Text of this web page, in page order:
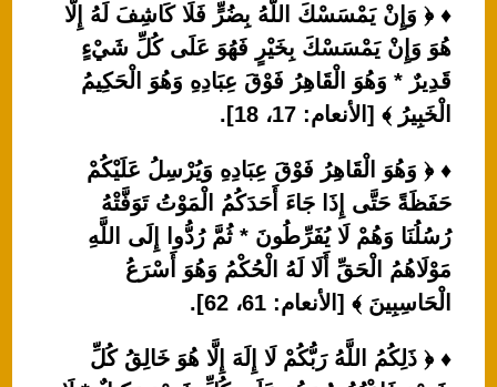
♦ ﴿ وَإِنْ يَمْسَسْكَ اللَّهُ بِضُرٍّ فَلَا كَاشِفَ لَهُ إِلَّا
هُوَ وَإِنْ يَمْسَسْكَ بِخَيْرٍ فَهُوَ عَلَى كُلِّ شَيْءٍ
قَدِيرٌ * وَهُوَ الْقَاهِرُ فَوْقَ عِبَادِهِ وَهُوَ الْحَكِيمُ
الْخَبِيرُ ﴾ [الأنعام: 17، 18].
♦ ﴿ وَهُوَ الْقَاهِرُ فَوْقَ عِبَادِهِ وَيُرْسِلُ عَلَيْكُمْ
حَفَظَةً حَتَّى إِذَا جَاءَ أَحَدَكُمُ الْمَوْتُ تَوَفَّتْهُ
رُسُلُنَا وَهُمْ لَا يُفَرِّطُونَ * ثُمَّ رُدُّوا إِلَى اللَّهِ
مَوْلَاهُمُ الْحَقِّ أَلَا لَهُ الْحُكْمُ وَهُوَ أَسْرَعُ
الْحَاسِبِينَ ﴾ [الأنعام: 61، 62].
♦ ﴿ ذَلِكُمُ اللَّهُ رَبُّكُمْ لَا إِلَهَ إِلَّا هُوَ خَالِقُ كُلِّ